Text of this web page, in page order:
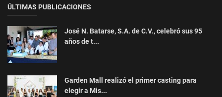
ÚLTIMAS PUBLICACIONES
José N. Batarse, S.A. de C.V., celebró sus 95
años de t...
Garden Mall realizó el primer casting para
elegir a Mis...